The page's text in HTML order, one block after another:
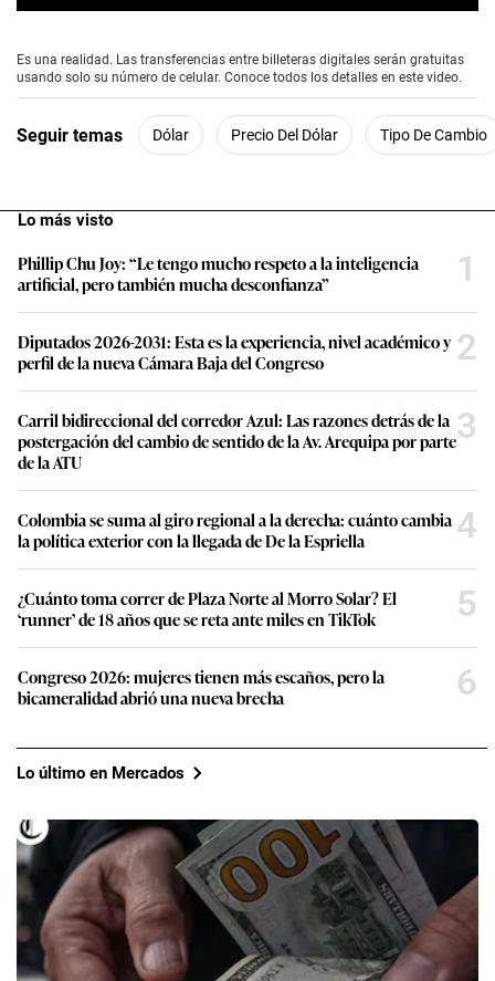
e
c
d
s
m
i
u
t
,
5
9
s
e
o
n
d
Es una realidad. Las transferencias entre billeteras digitales serán gratuitas
usando solo su número de celular. Conoce todos los detalles en este video.
Seguir temas Dólar Precio Del Dólar Tipo De Cambio
Lo más visto
Phillip Chu Joy: “Le tengo mucho respeto a la inteligencia
artificial, pero también mucha desconfianza”
1
Diputados 2026-2031: Esta es la experiencia, nivel académico y
perfil de la nueva Cámara Baja del Congreso
2
Carril bidireccional del corredor Azul: Las razones detrás de la
postergación del cambio de sentido de la Av. Arequipa por parte
de la ATU
3
Colombia se suma al giro regional a la derecha: cuánto cambia
la política exterior con la llegada de De la Espriella
4
¿Cuánto toma correr de Plaza Norte al Morro Solar? El
‘runner’ de 18 años que se reta ante miles en TikTok
5
Congreso 2026: mujeres tienen más escaños, pero la
bicameralidad abrió una nueva brecha
6
Lo último en Mercados